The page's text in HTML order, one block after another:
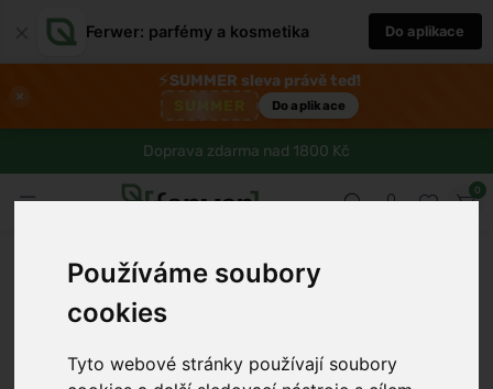
Používáme soubory
cookies
Tyto webové stránky používají soubory
Ferwer: parfémy a kosmetika Do aplikace
×
⚡SUMMER sleva právě teď!
Do aplikace
Doprava zdarma nad 1800 Kč
0